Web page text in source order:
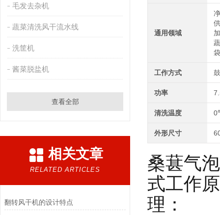
毛发去杂机
蔬菜清洗风干流水线
洗筐机
酱菜脱盐机
查看全部
相关文章
RELATED ARTICLES
翻转风干机的设计特点
通用领域
工作方式
功率
清洗温度
外形尺寸
桑葚气泡
式工作原
理：